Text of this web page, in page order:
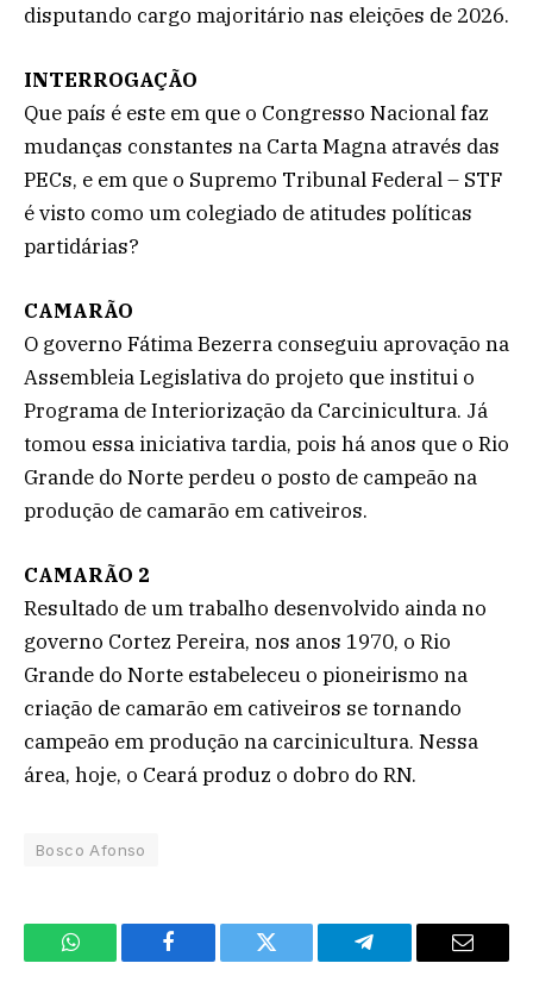
disputando cargo majoritário nas eleições de 2026.
INTERROGAÇÃO
Que país é este em que o Congresso Nacional faz
mudanças constantes na Carta Magna através das
PECs, e em que o Supremo Tribunal Federal – STF
é visto como um colegiado de atitudes políticas
partidárias?
CAMARÃO
O governo Fátima Bezerra conseguiu aprovação na
Assembleia Legislativa do projeto que institui o
Programa de Interiorização da Carcinicultura. Já
tomou essa iniciativa tardia, pois há anos que o Rio
Grande do Norte perdeu o posto de campeão na
produção de camarão em cativeiros.
CAMARÃO 2
Resultado de um trabalho desenvolvido ainda no
governo Cortez Pereira, nos anos 1970, o Rio
Grande do Norte estabeleceu o pioneirismo na
criação de camarão em cativeiros se tornando
campeão em produção na carcinicultura. Nessa
área, hoje, o Ceará produz o dobro do RN.
Bosco Afonso
WhatsApp Facebook Twitter Telegram Email